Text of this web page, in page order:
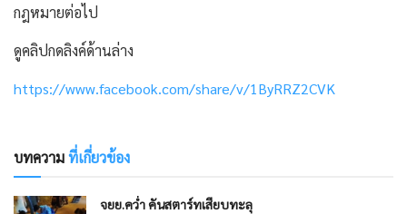
กฎหมายต่อไป
ดูคลิปกดลิงค์ด้านล่าง
https://www.facebook.com/share/v/1ByRRZ2CVK
บทความที่เกี่ยวข้อง
จยย.คว่ำ คันสตาร์ทเสียบทะลุ